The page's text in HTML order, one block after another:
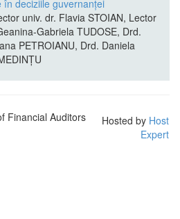
în deciziile guvernanței
univ. dr. Flavia STOIAN, Lector
Gabriela TUDOSE, Drd.
PETROIANU, Drd. Daniela
Financial Auditors
Hosted by Host
Expert